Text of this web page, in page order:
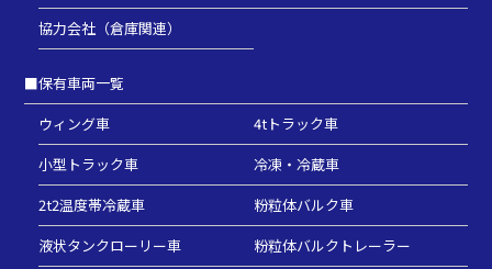
協力会社（倉庫関連）
■保有車両一覧
ウィング車
4tトラック車
小型トラック車
冷凍・冷蔵車
2t2温度帯冷蔵車
粉粒体バルク車
液状タンクローリー車
粉粒体バルクトレーラー